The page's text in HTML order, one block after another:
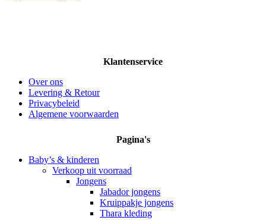
Klantenservice
Over ons
Levering & Retour
Privacybeleid
Algemene voorwaarden
Pagina's
Baby’s & kinderen
Verkoop uit voorraad
Jongens
Jabador jongens
Kruippakje jongens
Thara kleding